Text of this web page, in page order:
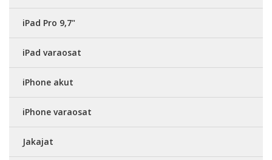
iPad Pro 9,7"
iPad varaosat
iPhone akut
iPhone varaosat
Jakajat